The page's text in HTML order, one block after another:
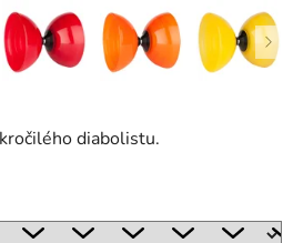
diabolistu.